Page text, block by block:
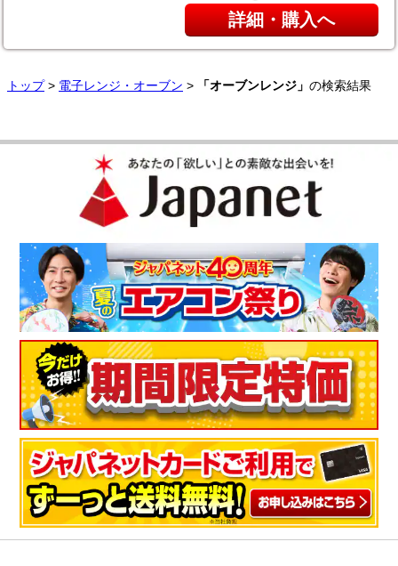
詳細・購入へ
トップ> 電子レンジ・オーブン > 「オーブンレンジ」 の検索結果